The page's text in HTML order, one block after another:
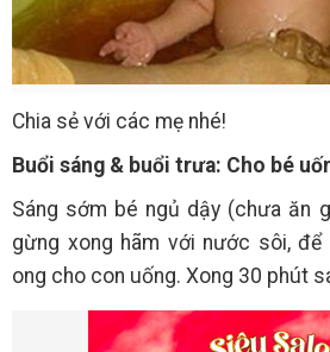
Chia sẻ với các mẹ nhé!
Buổi sáng & buổi trưa: Cho bé
Sáng sớm bé ngủ dậy (chưa ăn
gừng xong hãm với nước sôi,
ong cho con uống. Xong 30 phút